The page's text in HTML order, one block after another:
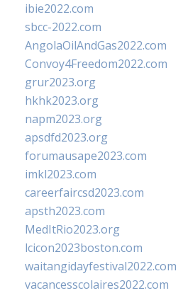
ibie2022.com
sbcc-2022.com
AngolaOilAndGas2022.com
Convoy4Freedom2022.com
grur2023.org
hkhk2023.org
napm2023.org
apsdfd2023.org
forumausape2023.com
imkl2023.com
careerfaircsd2023.com
apsth2023.com
MedItRio2023.org
lcicon2023boston.com
waitangidayfestival2022.com
vacancesscolaires2022.com